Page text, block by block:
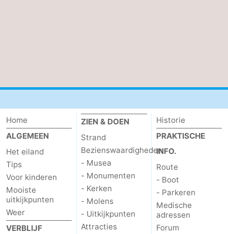
Sporten
-
Zwembaden
-
Fietsen
-
Wandelen
-
Paardrijden
-
Surfen
-
Home
ALGEMEEN
Het eiland
Tips
Voor kinderen
Mooiste
uitkijkpunten
Weer
VERBLIJF
ZIEN & DOEN
Strand
Bezienswaardigheden
- Musea
- Monumenten
- Kerken
- Molens
- Uitkijkpunten
Attracties
Historie
PRAKTISCHE
INFO.
Route
- Boot
- Parkeren
Medische
adressen
Forum